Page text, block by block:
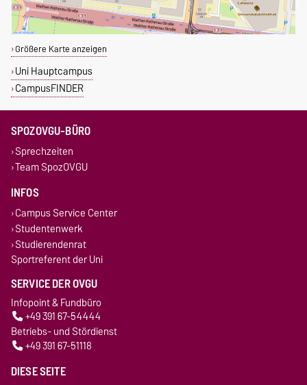
Größere Karte anzeigen
Uni Hauptcampus
CampusFINDER
SPOZOVGU-BÜRO
Sprechzeiten
Team SpozOVGU
INFOS
Campus Service Center
Studentenwerk
Studierendenrat
Sportreferent der Uni
SERVICE DER OVGU
Infopoint & Fundbüro
+49 391 67-54444
Betriebs- und Stördienst
+49 391 67-51118
DIESE SEITE